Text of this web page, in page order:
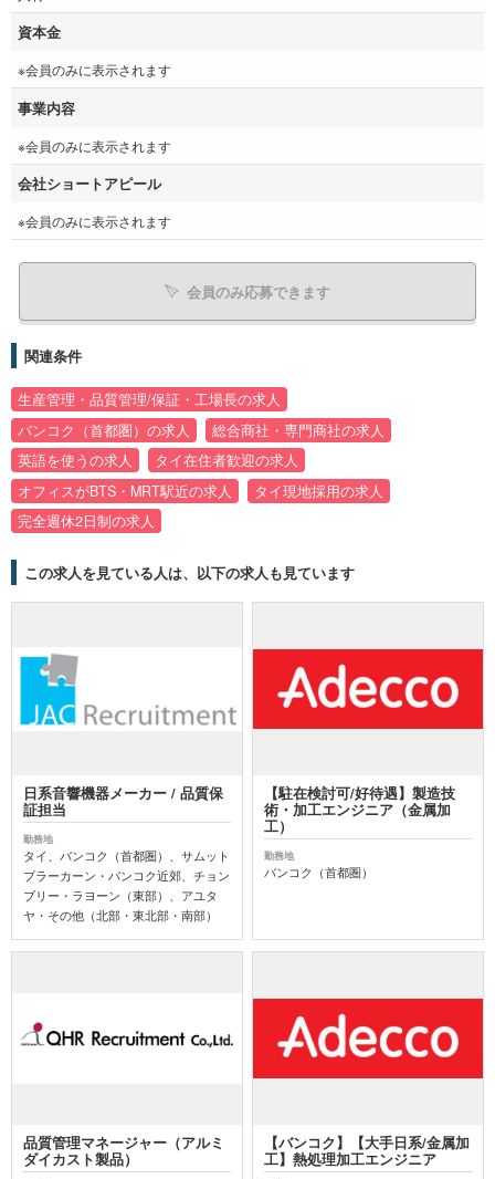
資本金
※会員のみに表示されます
事業内容
※会員のみに表示されます
会社ショートアピール
※会員のみに表示されます
会員のみ応募できます
関連条件
生産管理・品質管理/保証・工場長の求人
バンコク（首都圏）の求人
総合商社・専門商社の求人
英語を使うの求人
タイ在住者歓迎の求人
オフィスがBTS・MRT駅近の求人
タイ現地採用の求人
完全週休2日制の求人
この求人を見ている人は、以下の求人も見ています
日系音響機器メーカー / 品質保
証担当
勤務地
タイ、バンコク（首都圏）、サムット
プラーカーン・バンコク近郊、チョン
ブリー・ラヨーン（東部）、アユタ
ヤ・その他（北部・東北部・南部）
【駐在検討可/好待遇】製造技
術・加工エンジニア（金属加
工）
勤務地
バンコク（首都圏）
品質管理マネージャー（アルミ
ダイカスト製品）
【バンコク】【大手日系/金属加
工】熱処理加工エンジニア